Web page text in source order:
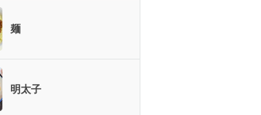
麺
明太子